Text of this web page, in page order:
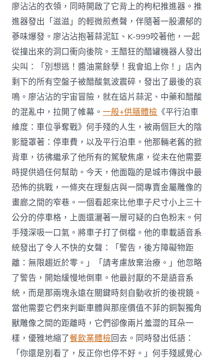
廖沾沾的衣領，同時開啟了它背上的枸杞推進器。推
進器發出「滋滋」的輕微煎煮聲，伴隨著一股濃郁的
蔘味爆發。廖沾沾抱著蒜泥缸、K-999咬著他，一起
從撞出來的洞口衝向後院。王醋狂的醋罐機器人發出
尖叫：「別想逃！醬油黨餘孽！我會追上你！」店內
剩下的所有空盤子被醋酸氣波震碎，發出了最後的哀
鳴。廖沾沾的宇宙冒險，就在這片蒜泥、中藥和醋酸
的混亂中，拉開了帷幕。一般+供膳體檢 《平行泊車
維度：車位爭奪戰》何手殘的人生，被兩個巨大的陰
影籠罩著：停車費，以及平行泊車。他那輛老舊的掀
背車，彷彿繼承了他所有的駕駛焦慮，從未在他需要
時提供過任何幫助。今天，他面臨的是城市傳說中最
恐怖的挑戰，一條夾在理髮店與一間專賣金屬雕像的
畫廊之間的窄巷。一個看起來比他車子尺寸小上三十
公分的停車格，上面還灑著一層可疑的白色粉末。何
手殘深吸一口氣。將車子打了倒檔。他的車載語音系
統發出了令人不快的女聲：「警告，後方障礙物距
離：無限趨近於零。」「請考慮放棄治療。」他忽略
了警告，開始緩慢地倒車。他最討厭的不是語音系
統，而是那兩塊永遠在關鍵時刻自動收折的後視鏡。
當他需要它們來判斷車體與那座價值不菲的銅製獨角
獸雕像之間的距離時，它們卻像兩片羞澀的耳朵一
樣，優雅地縮了餐飲業體檢回去。同時發出低語：
「你還是別看了，反正你也停不好。」何手殘感覺心